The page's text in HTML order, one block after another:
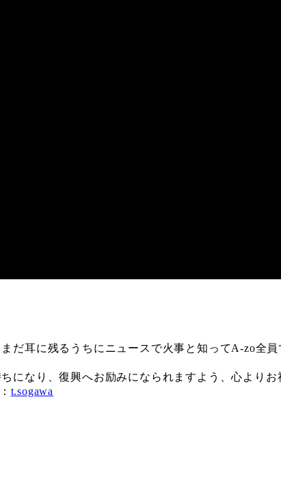
耳に残るうちにニュースで火事と知ってA-zo全
なり、復興へお励みになられますよう、心よりお
t.sogawa